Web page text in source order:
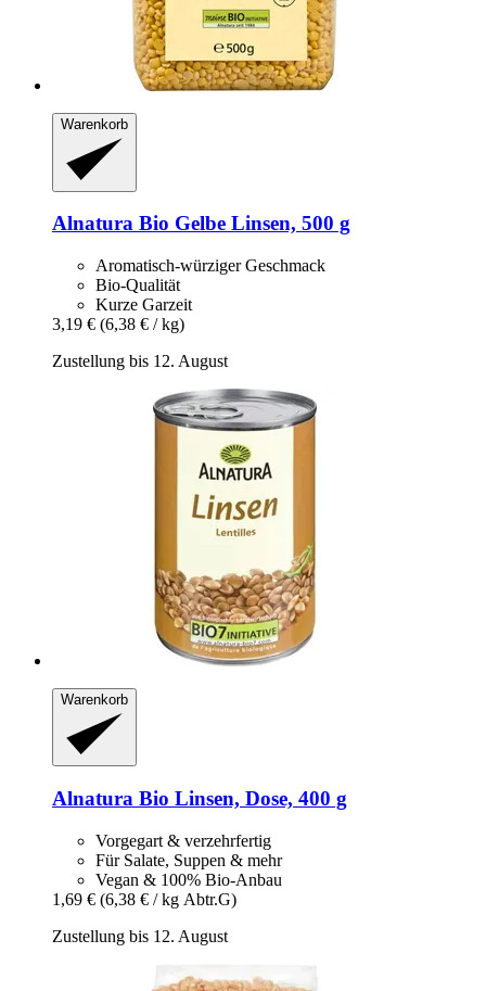
Warenkorb
Alnatura Bio Gelbe Linsen, 500 g
Aromatisch-würziger Geschmack
Bio-Qualität
Kurze Garzeit
3,19 € (6,38 € / kg)
Zustellung bis 12. August
Warenkorb
Alnatura Bio Linsen, Dose, 400 g
Vorgegart & verzehrfertig
Für Salate, Suppen & mehr
Vegan & 100% Bio-Anbau
1,69 € (6,38 € / kg Abtr.G)
Zustellung bis 12. August